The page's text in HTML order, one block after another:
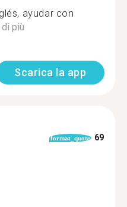
ayudar con
più
Scarica la app
format_quote 69